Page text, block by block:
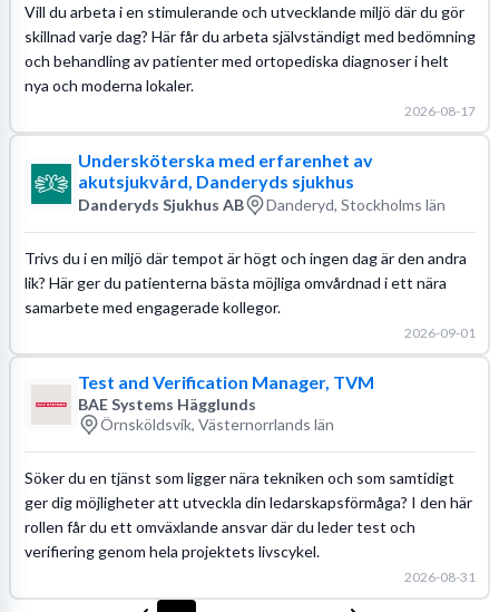
Vill du arbeta i en stimulerande och utvecklande miljö där du gör
skillnad varje dag? Här får du arbeta självständigt med bedömning
och behandling av patienter med ortopediska diagnoser i helt
nya och moderna lokaler.
2026-08-17
Undersköterska med erfarenhet av
akutsjukvård, Danderyds sjukhus
Danderyds Sjukhus AB Danderyd, Stockholms län
Trivs du i en miljö där tempot är högt och ingen dag är den andra
lik? Här ger du patienterna bästa möjliga omvårdnad i ett nära
samarbete med engagerade kollegor.
2026-09-01
Test and Verification Manager, TVM
BAE Systems Hägglunds
Örnsköldsvik, Västernorrlands län
Söker du en tjänst som ligger nära tekniken och som samtidigt
ger dig möjligheter att utveckla din ledarskapsförmåga? I den här
rollen får du ett omväxlande ansvar där du leder test och
verifiering genom hela projektets livscykel.
2026-08-31